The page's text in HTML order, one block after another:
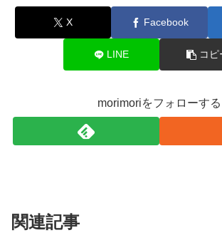
X Facebook
LINE コピ
morimoriをフォローする
関連記事